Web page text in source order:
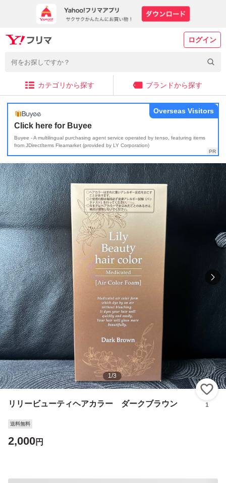
ログイン
カテゴリから探す ブランドから探す
Click here for Buyee
Buyee - A multilingual purchasing agent service operated by tenso, featuring items
from JDirectItems Fleamarket (provided by LY Corporation)
Overseas Visitors
1/3
リリービューティヘアカラー ダークブラウン 1
送料無料
2,000円